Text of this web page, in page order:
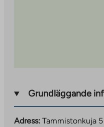
Grundläggande
Adress: Tammistonkuja 5